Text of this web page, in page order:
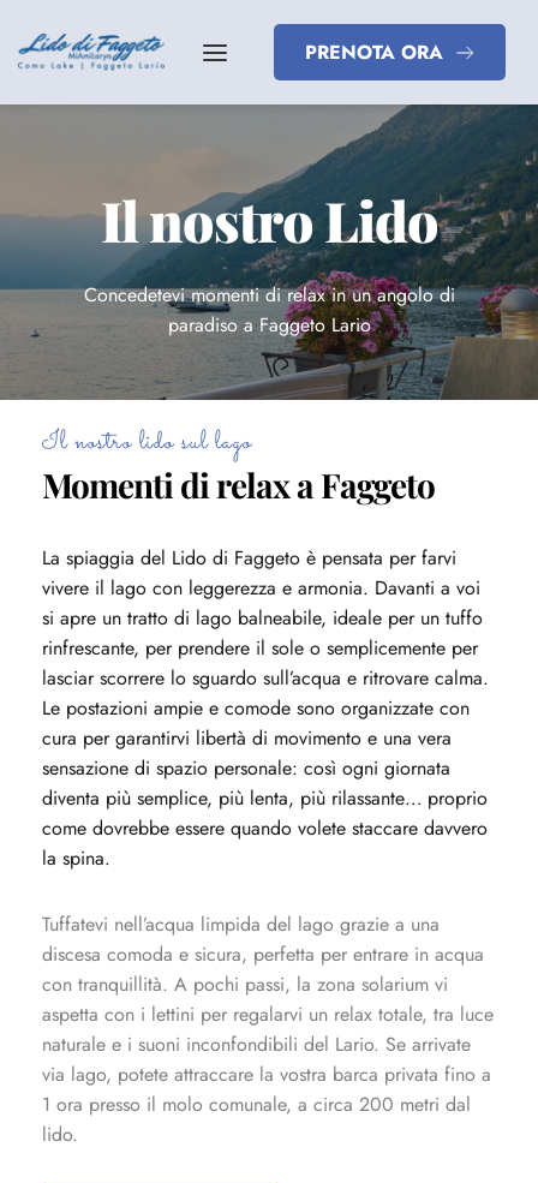
PRENOTA ORA
Il nostro Lido
Concedetevi momenti di relax in un angolo di
paradiso a Faggeto Lario
Il nostro lido sul lago
Momenti di relax a Faggeto
La spiaggia del Lido di Faggeto è pensata per farvi
vivere il lago con leggerezza e armonia. Davanti a voi
si apre un tratto di lago balneabile, ideale per un tuffo
rinfrescante, per prendere il sole o semplicemente per
lasciar scorrere lo sguardo sull’acqua e ritrovare calma.
Le postazioni ampie e comode sono organizzate con
cura per garantirvi libertà di movimento e una vera
sensazione di spazio personale: così ogni giornata
diventa più semplice, più lenta, più rilassante… proprio
come dovrebbe essere quando volete staccare davvero
la spina.
Tuffatevi nell’acqua limpida del lago grazie a una
discesa comoda e sicura, perfetta per entrare in acqua
con tranquillità. A pochi passi, la zona solarium vi
aspetta con i lettini per regalarvi un relax totale, tra luce
naturale e i suoni inconfondibili del Lario. Se arrivate
via lago, potete attraccare la vostra barca privata fino a
1 ora presso il molo comunale, a circa 200 metri dal
lido.